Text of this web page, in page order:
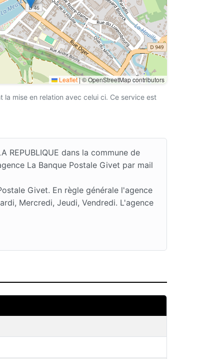
Leaflet|© OpenStreetMap contributors
mise en relation avec celui ci. Ce service est
REPUBLIQUE dans la commune de
La Banque Postale Givet par mail
Givet. En règle générale l'agence
Mercredi, Jeudi, Vendredi. L'agence